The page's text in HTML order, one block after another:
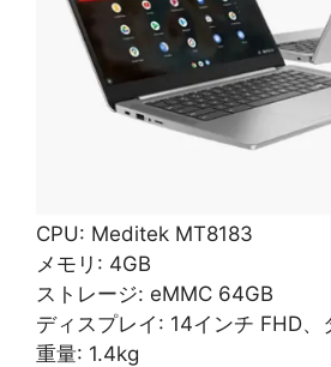
CPU: Meditek MT8183
メモリ: 4GB
ストレージ: eMMC 64GB
ディスプレイ: 14インチ FHD、
重量: 1.4kg